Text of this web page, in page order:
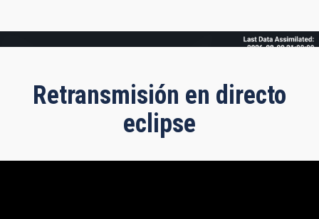
Retransmisión en directo
eclipse